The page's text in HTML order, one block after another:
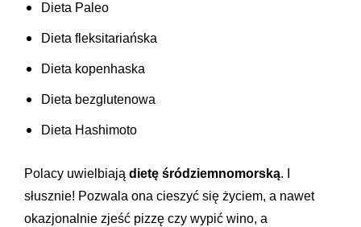
Dieta Paleo
Dieta fleksitariańska
Dieta kopenhaska
Dieta bezglutenowa
Dieta Hashimoto
Polacy uwielbiają dietę śródziemnomorską. I
słusznie! Pozwala ona cieszyć się życiem, a nawet
okazjonalnie zjeść pizzę czy wypić wino, a